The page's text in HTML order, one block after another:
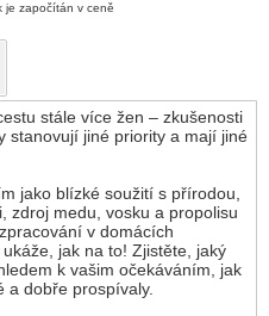
je započítán v ceně
stále více žen – zkušenosti
stanovují jiné priority a mají jiné
jako blízké soužití s přírodou,
zdroj medu, vosku a propolisu
v domácích
jak na to! Zjistěte, jaký
k vašim očekáváním, jak
a dobře prospívaly.